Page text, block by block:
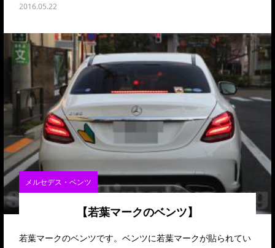
2016.05.22
メルセデス・ベンツ
【若葉マークのベンツ】
若葉マークのベンツです。ベンツに若葉マークが貼られてい